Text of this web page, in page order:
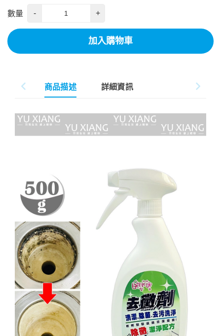
數量 - +
加入購物車
商品描述 詳細資訊